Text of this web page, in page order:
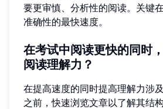
要更审慎、分析性的阅读。关键
准确性的最快速度。
在考试中阅读更快的同时
阅读理解力？
在提高速度的同时提高理解力涉
之前，快速浏览文章以了解其结